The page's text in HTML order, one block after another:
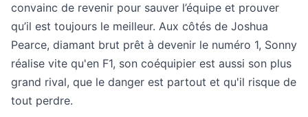
convainc de revenir pour sauver l’équipe et prouver
qu’il est toujours le meilleur. Aux côtés de Joshua
Pearce, diamant brut prêt à devenir le numéro 1, Sonny
réalise vite qu'en F1, son coéquipier est aussi son plus
grand rival, que le danger est partout et qu'il risque de
tout perdre.